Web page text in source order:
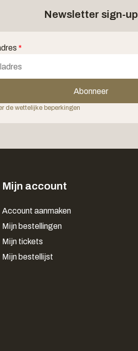
Newsletter sign-up
*
Abonneer
de wettelijke beperkingen
Mijn account
Account aanmaken
Mijn bestellingen
Mijn tickets
Mijn bestellijst